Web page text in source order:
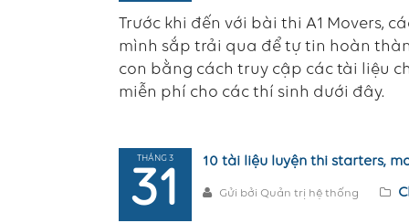
Trước khi đến với bài thi A1 Movers,
mình sắp trải qua để tự tin hoàn
con bằng cách truy cập các tài liệu
miễn phí cho các thí sinh dưới đây.
THÁNG 3
31
10 tài liệu luyện thi starters,
Gửi bởi Quản trị hệ thống